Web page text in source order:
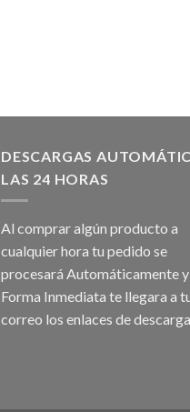
DESCARGAS
LAS 24 HORAS
Al comprar algún producto a
cualquier hora tu pedido se
procesará Automáticamente
Forma Inmediata te llegara a
correo los enlaces de